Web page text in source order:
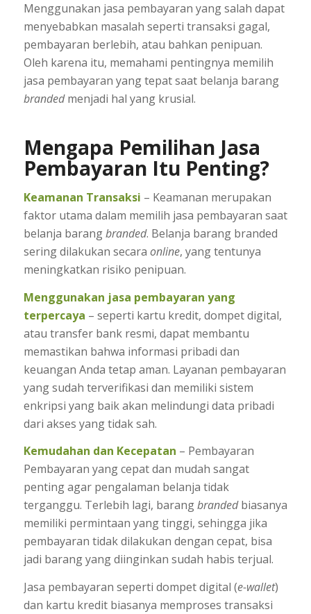
Menggunakan jasa pembayaran yang salah dapat
menyebabkan masalah seperti transaksi gagal,
pembayaran berlebih, atau bahkan penipuan.
Oleh karena itu, memahami pentingnya memilih
jasa pembayaran yang tepat saat belanja barang
brandedmenjadi hal yang krusial.
Mengapa Pemilihan Jasa
Pembayaran Itu Penting?
Keamanan Transaksi – Keamanan merupakan
faktor utama dalam memilih jasa pembayaran saat
belanja barangbranded. Belanja barang branded
sering dilakukan secara online, yang tentunya
meningkatkan risiko penipuan.
Menggunakan jasa pembayaran yang
terpercaya – seperti kartu kredit, dompet digital,
atau transfer bank resmi, dapat membantu
memastikan bahwa informasi pribadi dan
keuangan Anda tetap aman. Layanan pembayaran
yang sudah terverifikasi dan memiliki sistem
enkripsi yang baik akan melindungi data pribadi
dari akses yang tidak sah.
Kemudahan dan Kecepatan – Pembayaran
Pembayaran yang cepat dan mudah sangat
penting agar pengalaman belanja tidak
terganggu. Terlebih lagi, barangbrandedbiasanya
memiliki permintaan yang tinggi, sehingga jika
pembayaran tidak dilakukan dengan cepat, bisa
jadi barang yang diinginkan sudah habis terjual.
Jasa pembayaran seperti dompet digital (e-wallet)
dan kartu kredit biasanya memproses transaksi